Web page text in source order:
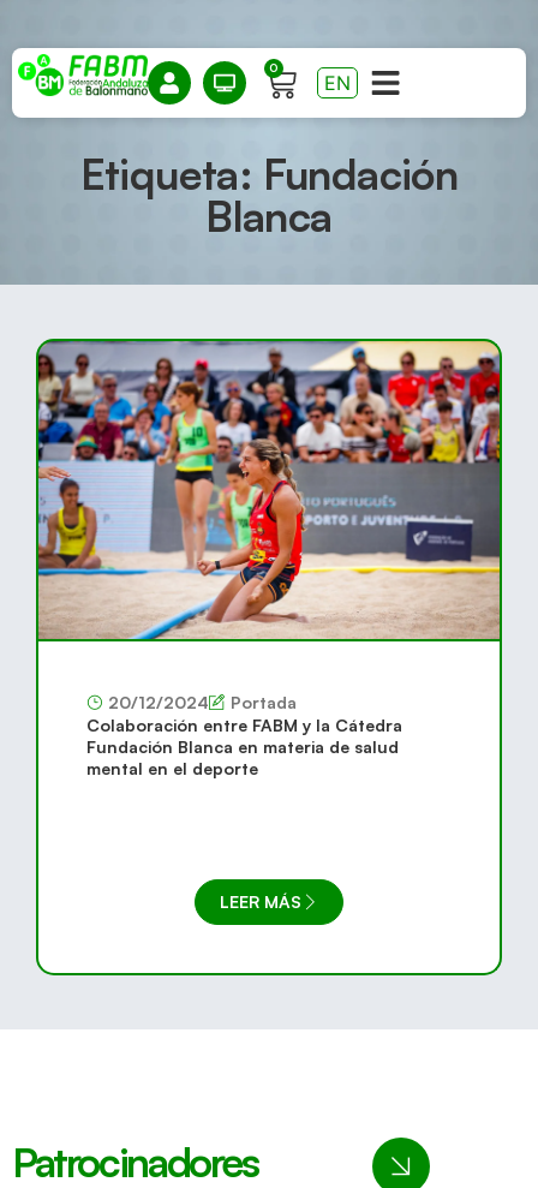
0
EN
Etiqueta: Fundación
Blanca
20/12/2024
Portada
Colaboración entre FABM y la Cátedra
Fundación Blanca en materia de salud
mental en el deporte
LEER MÁS
Patrocinadores